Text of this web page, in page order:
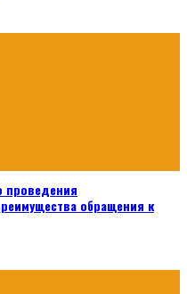
проведения
обращения к